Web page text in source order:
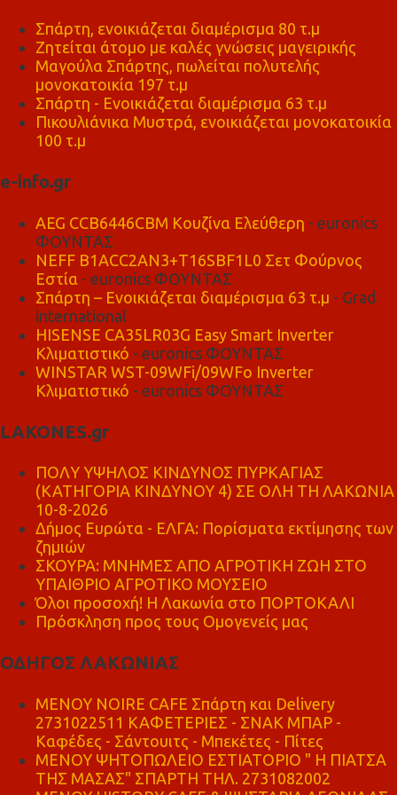
Σπάρτη, ενοικιάζεται διαμέρισμα 80 τ.μ
Ζητείται άτομο με καλές γνώσεις μαγειρικής
Μαγούλα Σπάρτης, πωλείται πολυτελής
μονοκατοικία 197 τ.μ
Σπάρτη - Ενοικιάζεται διαμέρισμα 63 τ.μ
Πικουλιάνικα Μυστρά, ενοικιάζεται μονοκατοικία
100 τ.μ
e-info.gr
AEG CCB6446CBM Κουζίνα Ελεύθερη - euronics
ΦΟΥΝΤΑΣ
NEFF B1ACC2AN3+T16SBF1L0 Σετ Φούρνος
Εστία - euronics ΦΟΥΝΤΑΣ
Σπάρτη – Ενοικιάζεται διαμέρισμα 63 τ.μ - Grad
international
HISENSE CA35LR03G Easy Smart Inverter
Κλιματιστικό - euronics ΦΟΥΝΤΑΣ
WINSTAR WST-09WFi/09WFo Inverter
Κλιματιστικό - euronics ΦΟΥΝΤΑΣ
LAKONES.gr
ΠΟΛΥ ΥΨΗΛΟΣ ΚΙΝΔΥΝΟΣ ΠΥΡΚΑΓΙΑΣ
(ΚΑΤΗΓΟΡΙΑ ΚΙΝΔΥΝΟΥ 4) ΣΕ ΟΛΗ ΤΗ ΛΑΚΩΝΙΑ
10-8-2026
Δήμος Ευρώτα - ΕΛΓΑ: Πορίσματα εκτίμησης των
ζημιών
ΣΚΟΥΡΑ: ΜΝΗΜΕΣ ΑΠΟ ΑΓΡΟΤΙΚΗ ΖΩΗ ΣΤΟ
ΥΠΑΙΘΡΙΟ ΑΓΡΟΤΙΚΟ ΜΟΥΣΕΙΟ
Όλοι προσοχή! Η Λακωνία στο ΠΟΡΤΟΚΑΛΙ
Πρόσκληση προς τους Ομογενείς μας
ΟΔΗΓΟΣ ΛΑΚΩΝΙΑΣ
MENOY NOIRE CAFE Σπάρτη και Delivery
2731022511 ΚΑΦΕΤΕΡΙΕΣ - ΣΝΑΚ ΜΠΑΡ -
Καφέδες - Σάντουιτς - Μπεκέτες - Πίτες
ΜΕΝΟΥ ΨΗΤΟΠΩΛΕΙΟ ΕΣΤΙΑΤΟΡΙΟ " Η ΠΙΑΤΣΑ
ΤΗΣ ΜΑΣΑΣ" ΣΠΑΡΤΗ ΤΗΛ. 2731082002